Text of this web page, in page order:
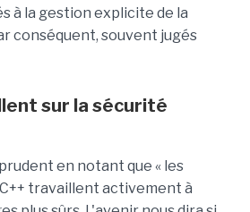
à la gestion explicite de la
conséquent, souvent jugés
sur la sécurité
en notant que « les
travaillent activement à